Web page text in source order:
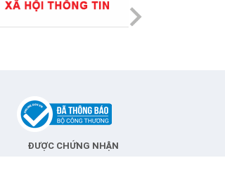
Next
ĐƯỢC CHỨNG NHẬN